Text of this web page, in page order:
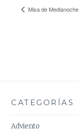
Misa de Medianoche
CATEGORÍAS
Adviento